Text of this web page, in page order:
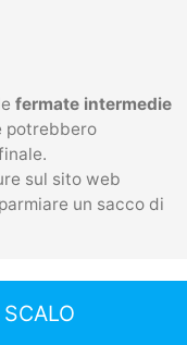
fermate intermedie
potrebbero
sul sito web
un sacco di